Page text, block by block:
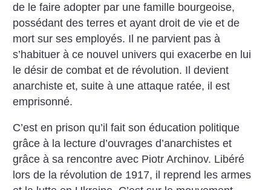
de le faire adopter par une famille bourgeoise,
possédant des terres et ayant droit de vie et de
mort sur ses employés. Il ne parvient pas à
s’habituer à ce nouvel univers qui exacerbe en lui
le désir de combat et de révolution. Il devient
anarchiste et, suite à une attaque ratée, il est
emprisonné.
C’est en prison qu’il fait son éducation politique
grâce à la lecture d’ouvrages d’anarchistes et
grâce à sa rencontre avec Piotr Archinov. Libéré
lors de la révolution de 1917, il reprend les armes